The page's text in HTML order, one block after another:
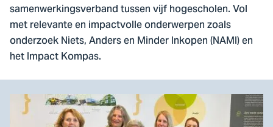
samenwerkingsverband tussen vijf hogescholen. Vol
met relevante en impactvolle onderwerpen zoals
onderzoek Niets, Anders en Minder Inkopen (NAMI) en
het Impact Kompas.